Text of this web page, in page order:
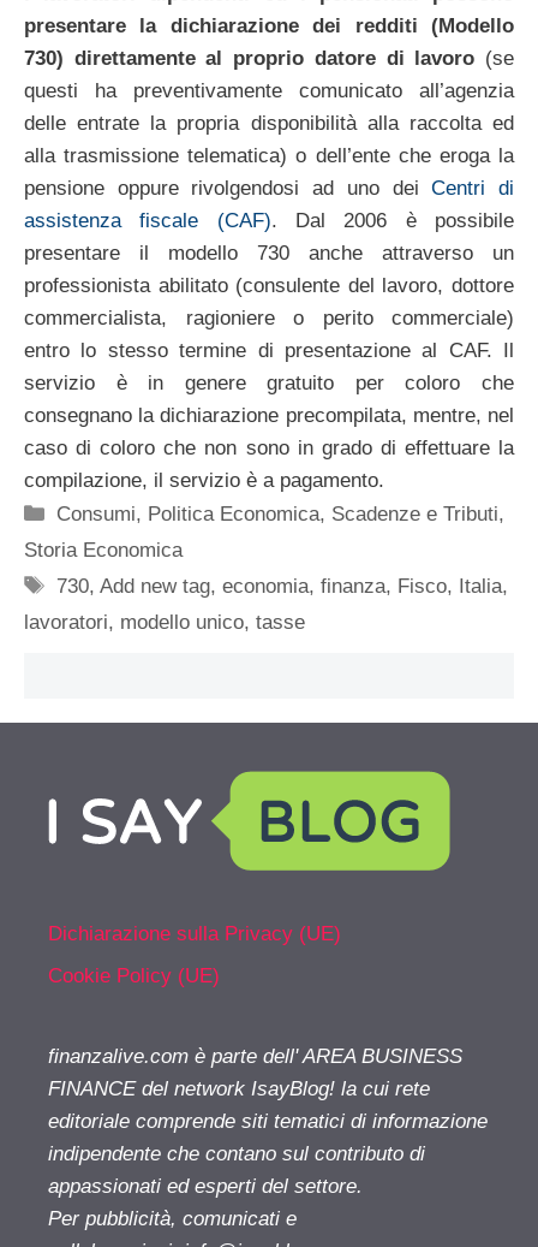
presentare la dichiarazione dei redditi (Modello
730) direttamente al proprio datore di lavoro (se
questi ha preventivamente comunicato all’agenzia
delle entrate la propria disponibilità alla raccolta ed
alla trasmissione telematica) o dell’ente che eroga la
pensione oppure rivolgendosi ad uno deiCentri di
assistenza fiscale (CAF). Dal 2006 è possibile
presentare il modello 730 anche attraverso un
professionista abilitato (consulente del lavoro, dottore
commercialista, ragioniere o perito commerciale)
entro lo stesso termine di presentazione al CAF. Il
servizio è in genere gratuito per coloro che
consegnano la dichiarazione precompilata, mentre, nel
caso di coloro che non sono in grado di effettuare la
compilazione, il servizio è a pagamento.
Categorie
Consumi, Politica Economica, Scadenze e Tributi,
Storia Economica
Tag
730,Add new tag,economia,finanza, Fisco, Italia,
lavoratori, modello unico, tasse
Dichiarazione sulla Privacy (UE)
Cookie Policy (UE)
finanzalive.com è parte dell' AREA BUSINESS
FINANCE del network IsayBlog! la cui rete
editoriale comprende siti tematici di informazione
indipendente che contano sul contributo di
appassionati ed esperti del settore.
Per pubblicità, comunicati e